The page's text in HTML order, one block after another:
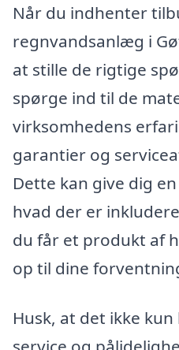
Når du indhenter
regnvandsanlæg i
at stille de rigtige
spørge ind til de
virksomhedens
garantier og
Dette kan give dig
hvad der er
du får et produkt af
op til dine
Husk, at det ikke